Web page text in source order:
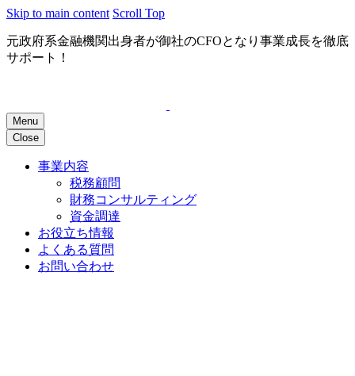
Skip to main content Scroll Top
元政府系金融機関出身者が御社のCFOとなり事業成長を徹底
サポート！
Menu
Close
事業内容
税務顧問
財務コンサルティング
資金調達
お役立ち情報
よくある質問
お問い合わせ